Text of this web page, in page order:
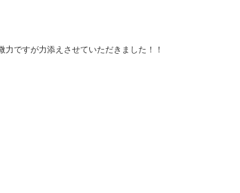
ですが力添えさせていただきました！！